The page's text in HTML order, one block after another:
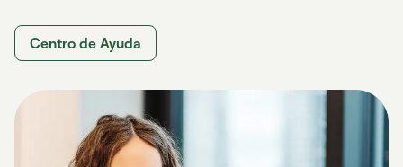
Centro de Ayuda